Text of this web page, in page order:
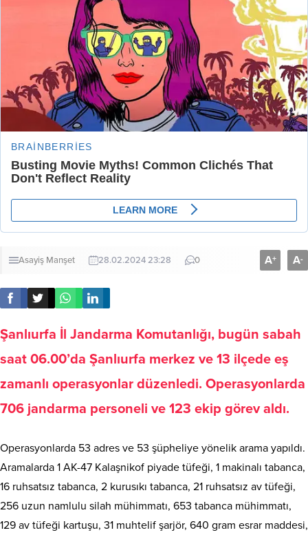
Asayiş Manşet 28.02.2024 23:28 0 A+ A-
Şanlıurfa İl Jandarma Komutanlığı, bugün sabah
saat 06.00’da Şanlıurfa merkez ve 13 ilçede eş
zamanlı operasyonlar düzenledi. Operasyonlarda
706 jandarma personeli ve 123 ekip görev aldı.
Operasyonlarda 53 adres ve 53 şüpheliye yönelik arama yapıldı.
Aramalarda 1 AK-47 Kalaşnikof piyade tüfeği, 1 makinalı tabanca,
16 ruhsatsız tabanca, 2 kurusıkı tabanca, 21 ruhsatsız av tüfeği,
256 uzun namlulu silah mühimmatı, 653 tabanca mühimmatı,
129 av tüfeği kartuşu, 31 muhtelif şarjör, 640 gram esrar maddesi,